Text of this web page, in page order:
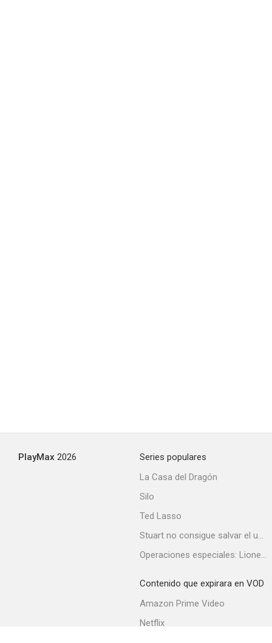
PlayMax 2026
Series populares
La Casa del Dragón
Silo
Ted Lasso
Stuart no consigue salvar el universo
Operaciones especiales: Lioness
Contenido que expirara en VOD
Amazon Prime Video
Netflix